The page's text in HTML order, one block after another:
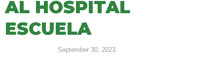
AL HOSPITAL
ESCUELA
September 30, 2023